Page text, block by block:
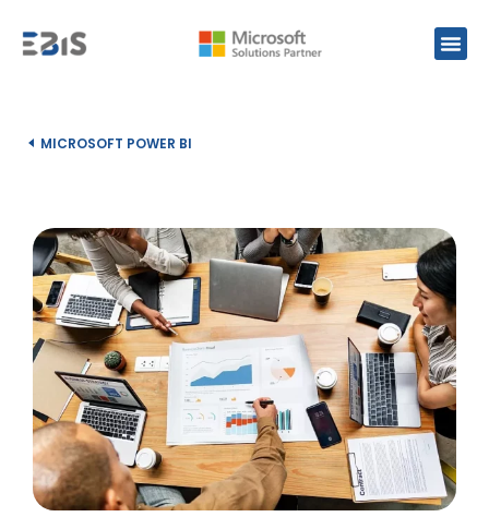
MICROSOFT POWER BI